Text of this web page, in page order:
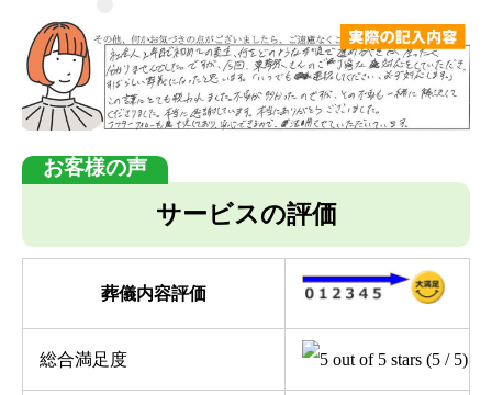
サービスの評価
葬儀内容評価
総合満足度 (5 / 5)